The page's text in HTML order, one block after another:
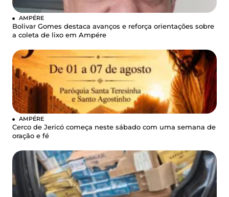
AMPÉRE
Bolivar Gomes destaca avanços e reforça orientações sobre
a coleta de lixo em Ampére
AMPÉRE
Cerco de Jericó começa neste sábado com uma semana de
oração e fé